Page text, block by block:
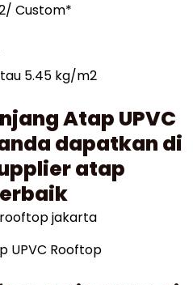
Custom*
5.45 kg/m2
Atap UPVC
dapatkan di
atap
UPVC Rooftop